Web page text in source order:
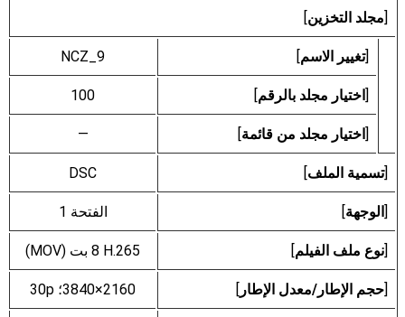
[مجلد التخزين]
[تغيير الاسم]
NCZ_9
[اختيار مجلد بالرقم]
100
[اختيار مجلد من قائمة]
—
[تسمية الملف]
DSC
[الوجهة] الفتحة 1
[نوع ملف الفيلم]
[حجم الإطار/معدل الإطار ] 3840‎×2160؛ 30p